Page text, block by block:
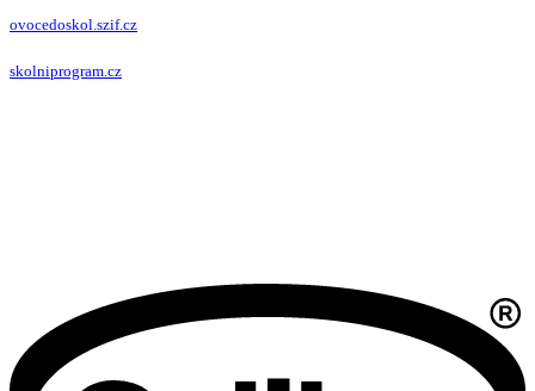
ovocedoskol.szif.cz
skolniprogram.cz